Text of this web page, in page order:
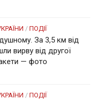
/ ПОДІЇ
За 3,5 км від
вирву від другої
— фото
/ ПОДІЇ